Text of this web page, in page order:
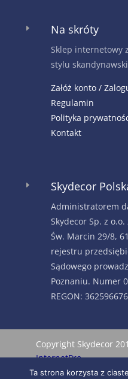
E Na skróty
Sklep internetowy
stylu
Załóż konto /
Regulamin
Polityka
Kontakt
E Skydecor
Administratorem
Skydecor Sp. z
Św. Marcin 29/8,
rejestru
Sądowego
Poznaniu. Numer
REGON:
Copyright Skydecor
InternetPro
Ta strona korzysta z